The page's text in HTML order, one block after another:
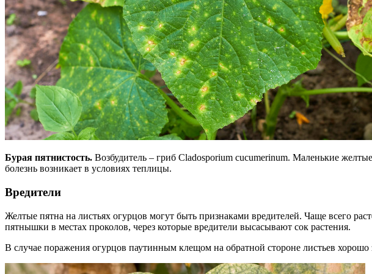
Бурая пятнистость. Возбудитель – гриб Cladosporium cucumerinum. Маленькие
болезнь возникает в условиях теплицы.
Вредители
Желтые пятна на листьях огурцов могут быть признаками вредителей. Чаще всего
пятнышки в местах проколов, через которые вредители высасывают сок растения.
В случае поражения огурцов паутинным клещом на обратной стороне листьев